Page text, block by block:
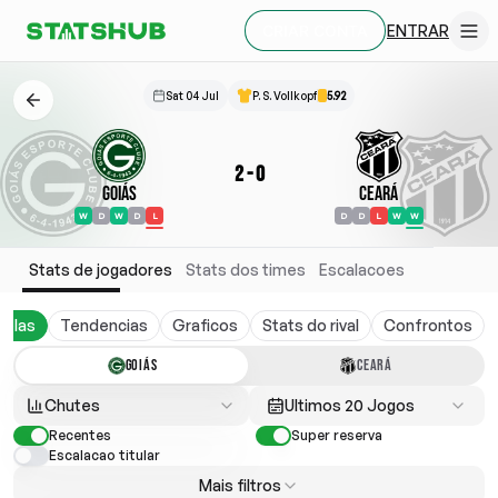
ENTRAR
Sat 04 Jul P. S. Vollkopf 5.92
Goiás
W D W D L
2-0
Ceará
D D L W W
Stats de jogadores Stats dos times Escalacoes
Tendencias Graficos Stats do rival Confrontos
GOIÁS CEARÁ
Chutes Ultimos 20 Jogos
Recentes
Super reserva
Escalacao titular
Mais filtros